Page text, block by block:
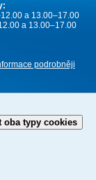
a 13.00–17.00
a 13.00–17.00
podrobněji
oba typy cookies